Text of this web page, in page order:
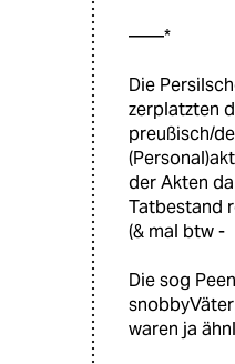
——*
Die
zerplatzten
preußisch/
der Akten
Tatbestand
(& mal btw -
Die sog
waren ja